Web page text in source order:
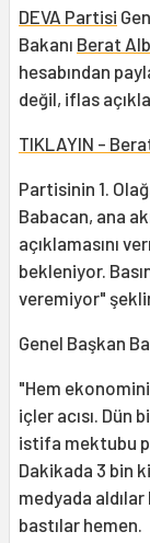
DEVA Partisi
Bakanı Berat
hesabından
değil, iflas
TIKLAYIN -
Partisinin 1.
Babacan, ana
açıklamasını
bekleniyor.
veremiyor"
Genel Başkan
"Hem
içler acısı. Dün
istifa mektubu
Dakikada 3 bin
medyada
bastılar hemen.